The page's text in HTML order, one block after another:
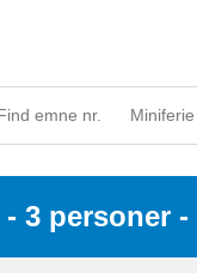
emne nr. Miniferie
3 personer -